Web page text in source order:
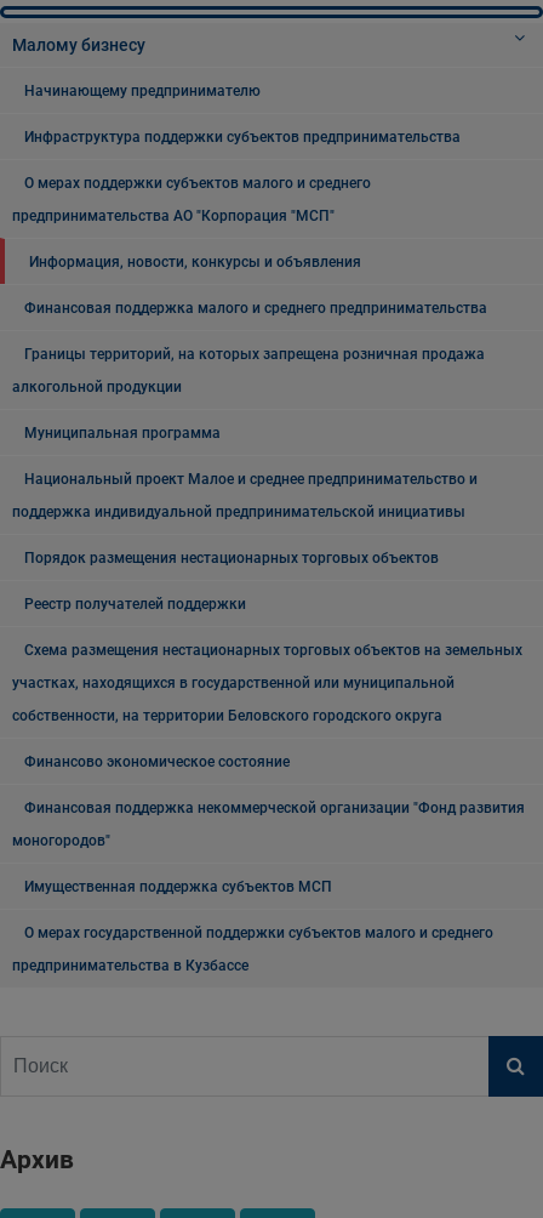
Малому бизнесу
Начинающему предпринимателю
Инфраструктура поддержки субъектов предпринимательства
О мерах поддержки субъектов малого и среднего
предпринимательства АО "Корпорация "МСП"
Информация, новости, конкурсы и объявления
Финансовая поддержка малого и среднего предпринимательства
Границы территорий, на которых запрещена розничная продажа
алкогольной продукции
Муниципальная программа
Национальный проект Малое и среднее предпринимательство и
поддержка индивидуальной предпринимательской инициативы
Порядок размещения нестационарных торговых объектов
Реестр получателей поддержки
Схема размещения нестационарных торговых объектов на земельных
участках, находящихся в государственной или муниципальной
собственности, на территории Беловского городского округа
Финансово экономическое состояние
Финансовая поддержка некоммерческой организации "Фонд развития
моногородов"
Имущественная поддержка субъектов МСП
О мерах государственной поддержки субъектов малого и среднего
предпринимательства в Кузбассе
Архив